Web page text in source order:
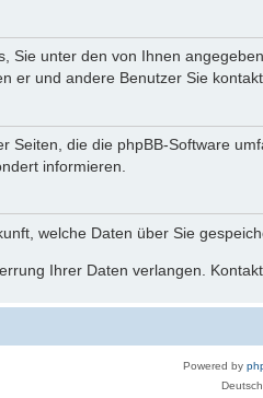
Sie unter den von Ihnen
er und andere Benutzer Sie
Seiten, die die phpBB-Software
informieren.
welche Daten über Sie
Ihrer Daten verlangen.
Powered by